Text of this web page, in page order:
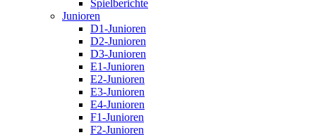
Spielberichte
Junioren
D1-Junioren
D2-Junioren
D3-Junioren
E1-Junioren
E2-Junioren
E3-Junioren
E4-Junioren
F1-Junioren
F2-Junioren